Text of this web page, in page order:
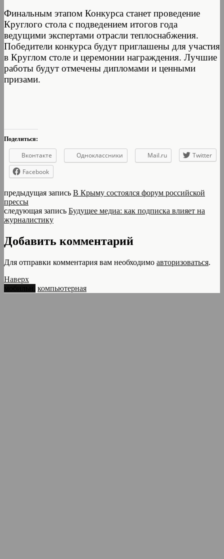
Финальным этапом Конкурса станет проведение
Круглого стола с подведением итогов года
ведущими экспертами отрасли теплоснабжения.
Победители конкурса будут приглашены для участия
в Круглом столе и церемонии награждения. Лучшие
работы будут отмечены дипломами и ценными
призами.
Поделиться:
Вконтакте Одноклассники Mail.ru
Twitter
Facebook
предыдущая запись В Крыму состоялся форум российской
прессы
следующая запись Будущее медиа: как подписка влияет на
журналистику
Добавить комментарий
Для отправки комментария вам необходимо авторизоваться.
Наверх
компьютерная